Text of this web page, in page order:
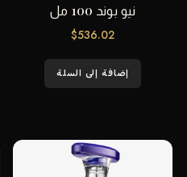
نيو بوند 100 مل
$536.02
إضافة إلى السلة